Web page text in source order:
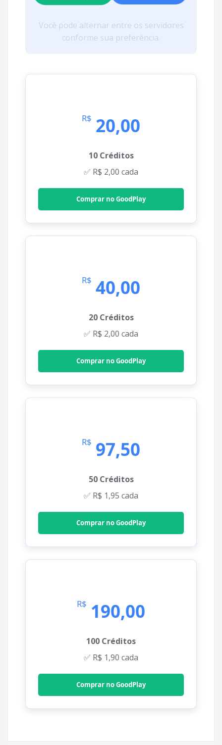
Você pode alternar entre os servidores
conforme sua preferência.
R$ 20,00
10 Créditos
✅ R$ 2,00 cada
Comprar no GoodPlay
R$ 40,00
20 Créditos
✅ R$ 2,00 cada
Comprar no GoodPlay
R$ 97,50
50 Créditos
✅ R$ 1,95 cada
Comprar no GoodPlay
R$ 190,00
100 Créditos
✅ R$ 1,90 cada
Comprar no GoodPlay